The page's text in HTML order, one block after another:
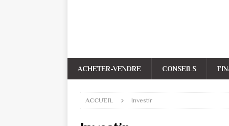
ACHETER-VENDRE CONSEILS
ACCUEIL Investir